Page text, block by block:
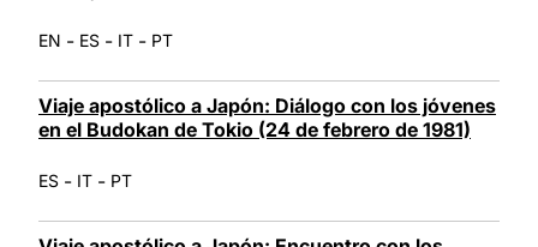
EN - ES - IT - PT
Viaje apostólico a Japón: Diálogo con los jóvenes
en el Budokan de Tokio (24 de febrero de 1981)
ES - IT - PT